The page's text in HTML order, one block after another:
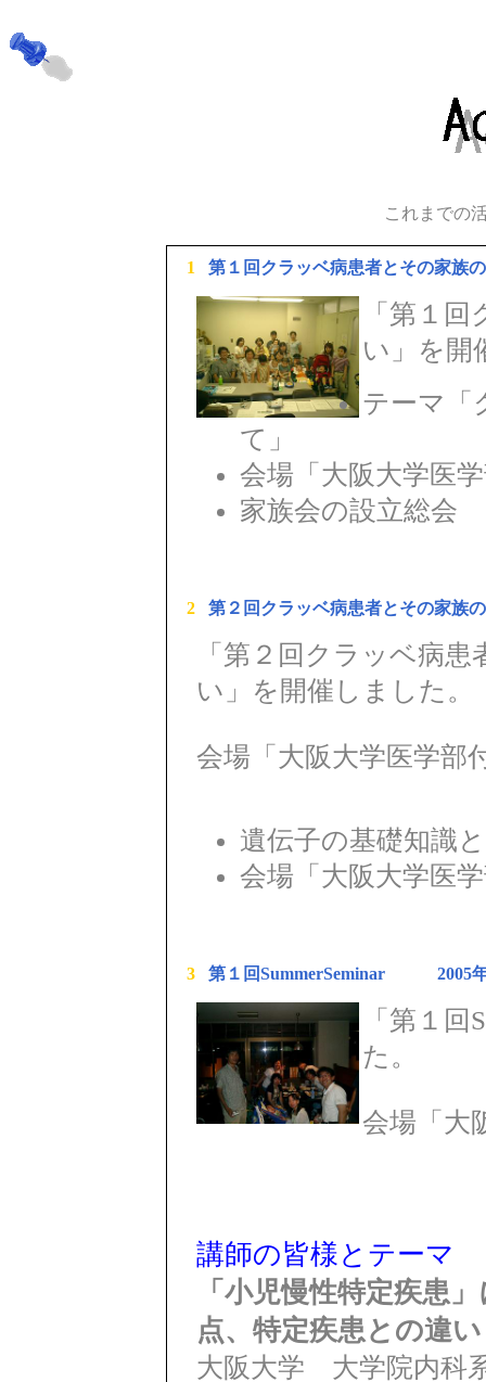
これまでの
1 第１回クラッベ病患者とその家
「第１
い」を開
テーマ「
て」
会場「大阪大学医
家族会の設立総会
2 第２回クラッベ病患者とその家
「第２回クラッベ病
い」を開催しました。
会場「大阪大学医学部
遺伝子の基礎知識
会場「大阪大学医
3 第１回SummerSeminar 2005年
「第１回
た。
会場「大
講師の皆様とテーマ
「小児慢性特定疾患
点、特定疾患との違い
大阪大学 大学院内科